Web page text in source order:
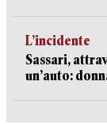
L’incidente
Sassari,
un’auto: